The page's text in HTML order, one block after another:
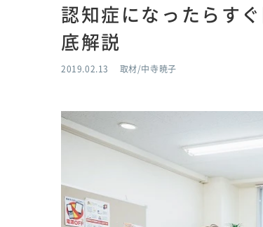
認知症になったらす
底解説
2019.02.13 取材/中寺暁子